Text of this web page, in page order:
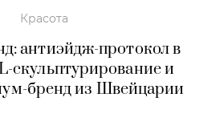
Красота
антиэйдж-протокол в
скульптурирование и
бренд из Швейцарии